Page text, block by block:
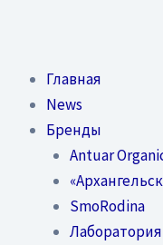
Главная
News
Бренды
Antuar
SmoRodina